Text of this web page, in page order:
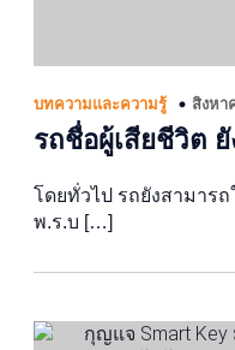
บทความและความรู้ สิงหา
รถชื่อผู้เสียชีวิต
โดยทั่วไป รถยังสามาร
พ.ร.บ […]